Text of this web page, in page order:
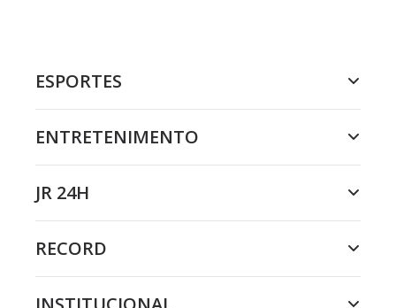
ESPORTES
ENTRETENIMENTO
JR 24H
RECORD